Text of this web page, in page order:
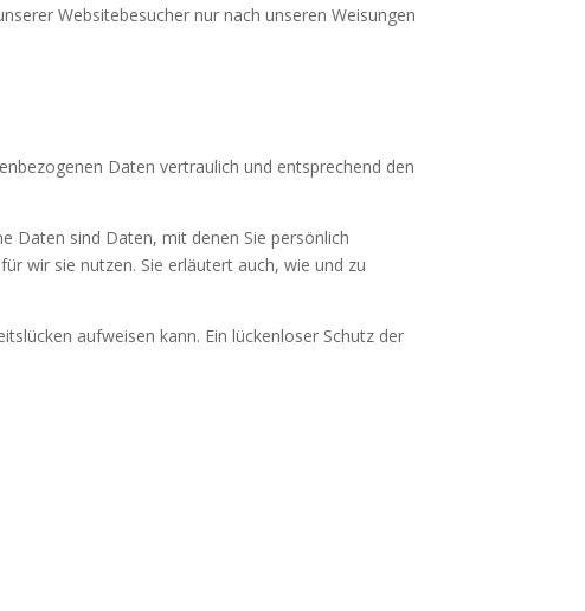
Websitebesucher nur nach unseren Weisungen
Daten vertraulich und entsprechend den
Daten sind Daten, mit denen Sie persönlich
wir sie nutzen. Sie erläutert auch, wie und zu
aufweisen kann. Ein lückenloser Schutz der